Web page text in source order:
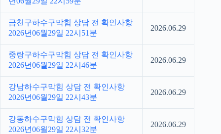
금천구하수구막힘 상담 전 확인사항
2026년06월29일 22시51분
2026.06.29
중랑구하수구막힘 상담 전 확인사항
2026년06월29일 22시46분
2026.06.29
강남하수구막힘 상담 전 확인사항
2026년06월29일 22시43분
2026.06.29
강동하수구막힘 상담 전 확인사항
2026년06월29일 22시32분
2026.06.29